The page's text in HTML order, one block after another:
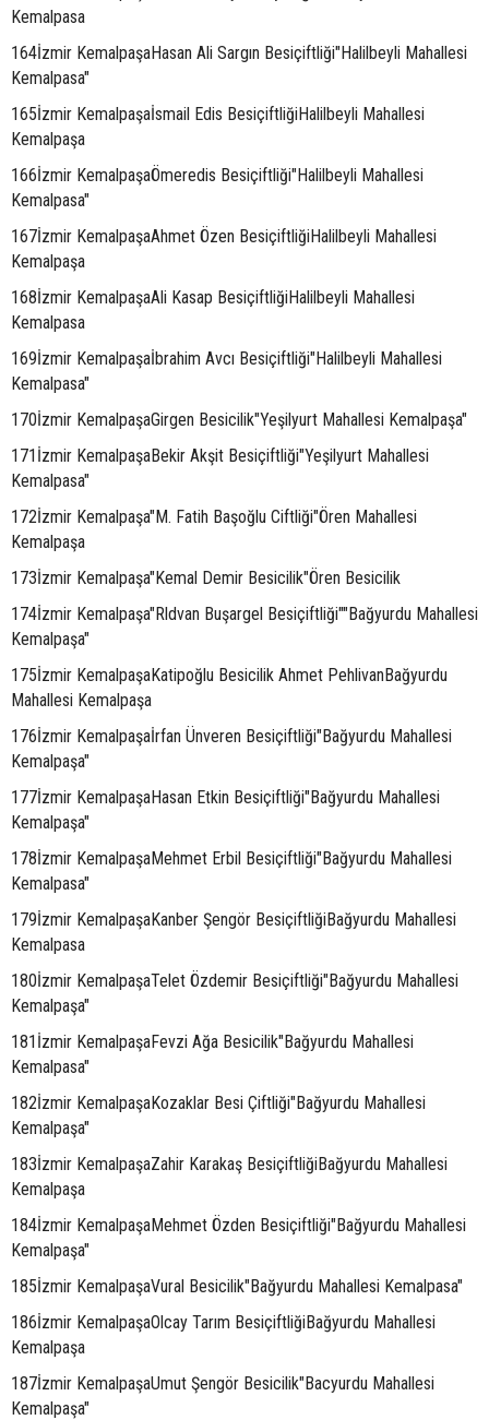
Kemalpasa
164İzmir KemalpaşaHasan Ali Sargın Besiçiftliği"Halilbeyli Mahallesi
Kemalpasa"
165İzmir Kemalpaşaİsmail Edis BesiçiftliğiHalilbeyli Mahallesi
Kemalpaşa
166İzmir KemalpaşaÖmeredis Besiçiftliği"Halilbeyli Mahallesi
Kemalpasa"
167İzmir KemalpaşaAhmet Özen BesiçiftliğiHalilbeyli Mahallesi
Kemalpaşa
168İzmir KemalpaşaAli Kasap BesiçiftliğiHalilbeyli Mahallesi
Kemalpasa
169İzmir Kemalpaşaİbrahim Avcı Besiçiftliği"Halilbeyli Mahallesi
Kemalpasa"
170İzmir KemalpaşaGirgen Besicilik"Yeşilyurt Mahallesi Kemalpaşa"
171İzmir KemalpaşaBekir Akşit Besiçiftliği"Yeşilyurt Mahallesi
Kemalpasa"
172İzmir Kemalpaşa"M. Fatih Başoğlu Ciftliği"Ören Mahallesi
Kemalpaşa
173İzmir Kemalpaşa"Kemal Demir Besicilik"Ören Besicilik
174İzmir Kemalpaşa"Rldvan Buşargel Besiçiftliği""Bağyurdu Mahallesi
Kemalpaşa"
175İzmir KemalpaşaKatipoğlu Besicilik Ahmet PehlivanBağyurdu
Mahallesi Kemalpaşa
176İzmir Kemalpaşaİrfan Ünveren Besiçiftliği"Bağyurdu Mahallesi
Kemalpaşa"
177İzmir KemalpaşaHasan Etkin Besiçiftliği"Bağyurdu Mahallesi
Kemalpaşa"
178İzmir KemalpaşaMehmet Erbil Besiçiftliği"Bağyurdu Mahallesi
Kemalpasa"
179İzmir KemalpaşaKanber Şengör BesiçiftliğiBağyurdu Mahallesi
Kemalpasa
180İzmir KemalpaşaTelet Özdemir Besiçiftliği"Bağyurdu Mahallesi
Kemalpaşa"
181İzmir KemalpaşaFevzi Ağa Besicilik"Bağyurdu Mahallesi
Kemalpasa"
182İzmir KemalpaşaKozaklar Besi Çiftliği"Bağyurdu Mahallesi
Kemalpaşa"
183İzmir KemalpaşaZahir Karakaş BesiçiftliğiBağyurdu Mahallesi
Kemalpaşa
184İzmir KemalpaşaMehmet Özden Besiçiftliği"Bağyurdu Mahallesi
Kemalpaşa"
185İzmir KemalpaşaVural Besicilik"Bağyurdu Mahallesi Kemalpasa"
186İzmir KemalpaşaOlcay Tarım BesiçiftliğiBağyurdu Mahallesi
Kemalpaşa
187İzmir KemalpaşaUmut Şengör Besicilik"Bacyurdu Mahallesi
Kemalpaşa"